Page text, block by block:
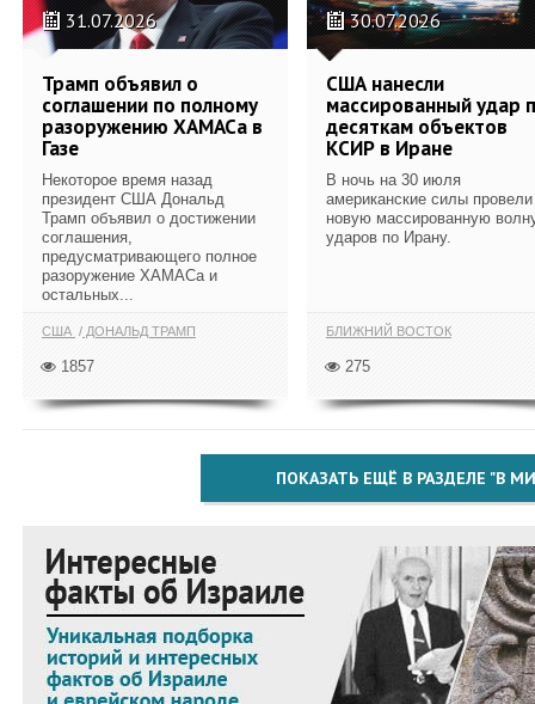
31.07.2026
Трамп объявил о
соглашении по полному
разоружению ХАМАСа в
Газе
Некоторое время назад
президент США Дональд
Трамп объявил о достижении
соглашения,
предусматривающего полное
разоружение ХАМАСа и
остальных...
США ДОНАЛЬД ТРАМП
1857
30.07.2026
США нанесли
массированный удар
десяткам объектов
КСИР в Иране
В ночь на 30 июля
американские силы провели
новую массированную
ударов по Ирану.
БЛИЖНИЙ ВОСТОК
275
ПОКАЗАТЬ ЕЩЁ В РАЗДЕЛЕ "В